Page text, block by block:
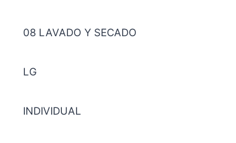
08 LAVADO Y SECADO
LG
INDIVIDUAL